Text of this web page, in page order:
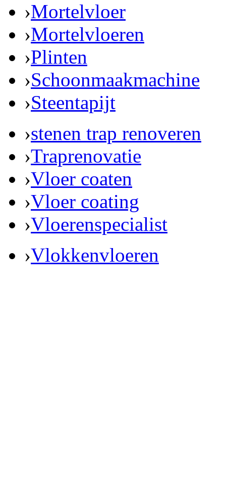
›Mortelvloer
›Mortelvloeren
›Plinten
›Schoonmaakmachine
›Steentapijt
›stenen trap renoveren
›Traprenovatie
›Vloer coaten
›Vloer coating
›Vloerenspecialist
›Vlokkenvloeren